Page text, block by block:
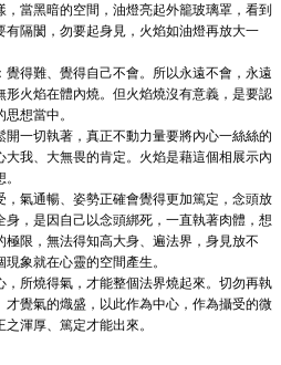
當黑暗的空間，油燈亮起外籠玻璃罩，看到
隔閡，勿要起身見，火焰如油燈再放大一
得難、覺得自己不會。所以永遠不會，永遠
火焰在體內燒。但火焰燒沒有意義，是要認
想當中。
一切執著，真正不動力量要將內心一絲絲的
我、大無畏的肯定。火焰是藉這個相展示內
氣通暢、姿勢正確會覺得更加篤定，念頭放
，是因自己以念頭綁死，一直執著肉體，想
限，無法得知高大身、遍法界，身見放不
象就在心靈的空間產生。
所燒得氣，才能整個法界燒起來。切勿再執
覺氣的熾盛，以此作為中心，作為攝受的微
渾厚、篤定才能出來。